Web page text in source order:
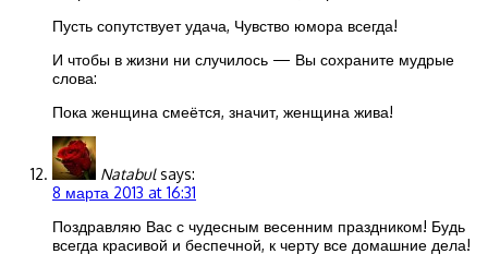
Пусть сопутствует удача, Чувство юмора всегда!
И чтобы в жизни ни случилось — Вы сохраните мудрые
слова:
Пока женщина смеётся, значит, женщина жива!
Natabul says:
8 марта 2013 at 16:31
Поздравляю Вас с чудесным весенним праздником! Будь
всегда красивой и беспечной, к черту все домашние дела!